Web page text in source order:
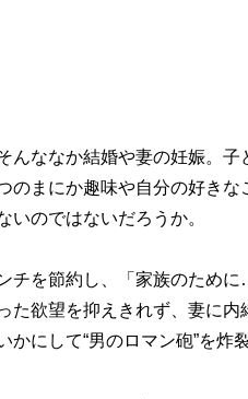
ななか結婚や妻の妊娠。子
まにか趣味や自分の好きな
のではないだろうか。
チを節約し、「家族のため
欲望を抑えきれず、妻に内
にして“男のロマン砲”を炸